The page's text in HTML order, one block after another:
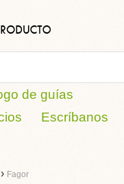
de guías
Escríbanos
› Fagor